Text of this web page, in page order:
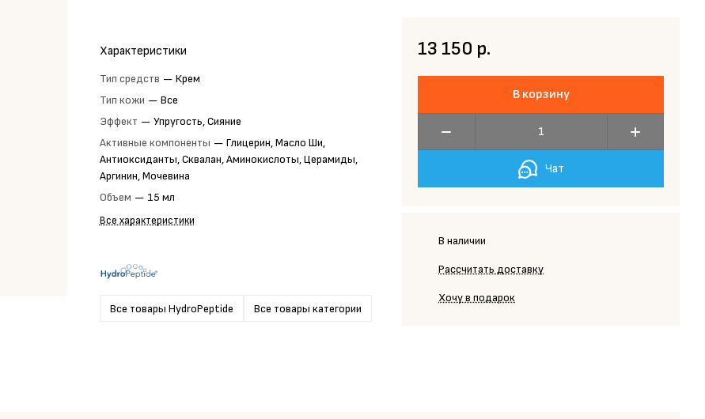
Характеристики
Тип средств — Крем
Тип кожи — Все
Эффект — Упругость, Сияние
Активные компоненты — Глицерин, Масло Ши,
Антиоксиданты, Сквалан, Аминокислоты, Церамиды,
Аргинин, Мочевина
Объем — 15 мл
Все характеристики
Все товары HydroPeptide Все товары категории
13 150 р.
В корзину
Чат
В наличии
Рассчитать доставку
Хочу в подарок